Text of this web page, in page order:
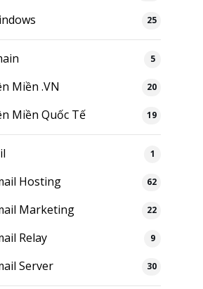
25
5
Miền .VN 20
Miền Quốc Tế 19
1
Hosting 62
Marketing 22
Relay 9
Server 30